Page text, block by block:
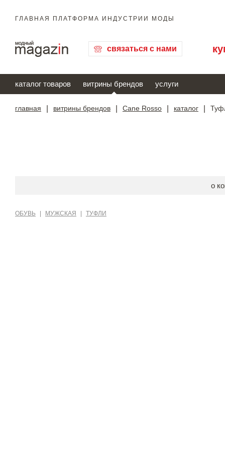
ГЛАВНАЯ ПЛАТФОРМА ИНДУСТРИИ МОДЫ
связаться с нами
каталог товаров витрины брендов услуги
главная витрины брендов Cane Rosso каталог
о
ОБУВЬ МУЖСКАЯ ТУФЛИ